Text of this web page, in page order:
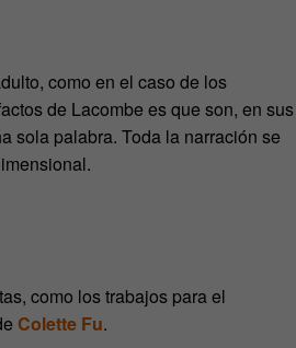
como en el caso de los
de Lacombe es que son, en sus
sola palabra. Toda la narración se
como los trabajos para el
Colette Fu.